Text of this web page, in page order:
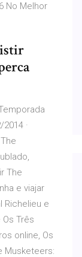
No Melhor
·
The
e viajar
Richelieu e
Três
online, Os
Musketeers: